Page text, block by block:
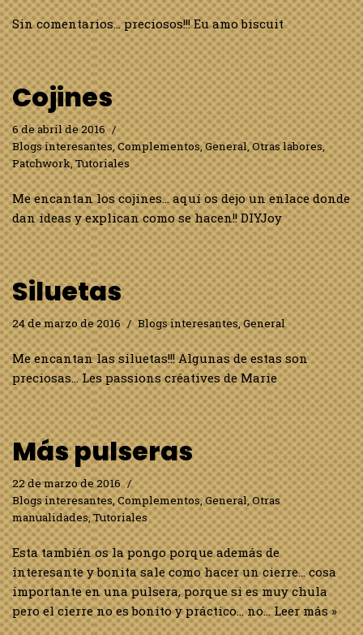
Sin comentarios… preciosos!!! Eu amo biscuit
Cojines
6 de abril de 2016
Blogs interesantes,Complementos,General,Otras labores,
Patchwork,Tutoriales
Me encantan los cojines… aquí os dejo un enlace donde
dan ideas y explican como se hacen!! DIYJoy
Siluetas
24 de marzo de 2016 Blogs interesantes,General
Me encantan las siluetas!!! Algunas de estas son
preciosas… Les passions créatives de Marie
Más pulseras
22 de marzo de 2016
Blogs interesantes,Complementos,General,Otras
manualidades,Tutoriales
Esta también os la pongo porque además de
interesante y bonita sale como hacer un cierre… cosa
importante en una pulsera, porque si es muy chula
pero el cierre no es bonito y práctico… no…Leer más »